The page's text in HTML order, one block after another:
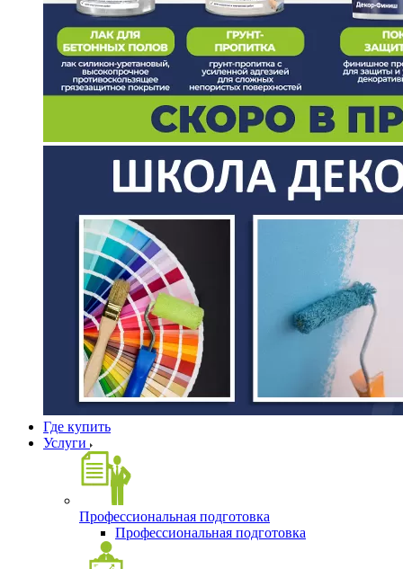
Где купить
Услуги
Профессиональная подготовка
Профессиональная подготовка